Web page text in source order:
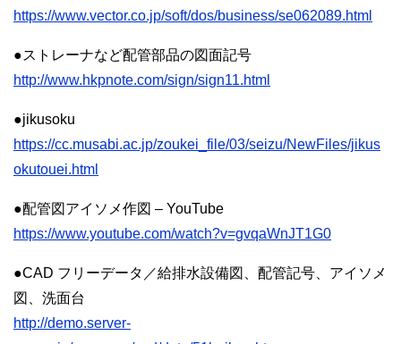
https://www.vector.co.jp/soft/dos/business/se062089.html
●ストレーナなど配管部品の図面記号
http://www.hkpnote.com/sign/sign11.html
●jikusoku
https://cc.musabi.ac.jp/zoukei_file/03/seizu/NewFiles/jikus
okutouei.html
●配管図アイソメ作図 – YouTube
https://www.youtube.com/watch?v=gvqaWnJT1G0
●CAD フリーデータ／給排水設備図、配管記号、アイソメ
図、洗面台
http://demo.server-